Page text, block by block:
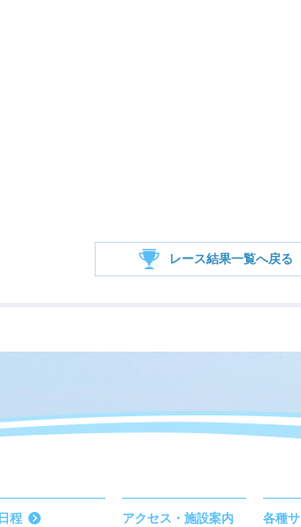
レース結果一覧へ戻る
程 アクセス・施設案内 各種